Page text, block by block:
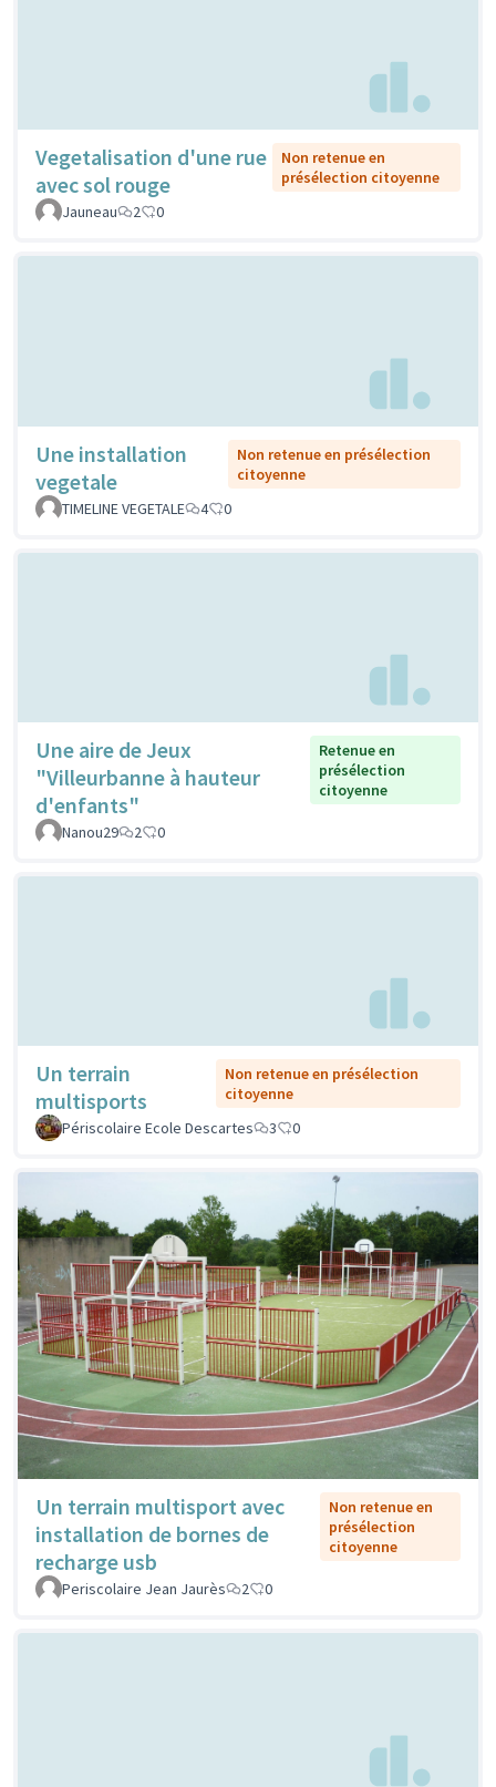
Vegetalisation d'une rue
avec sol rouge
Non retenue en
présélection citoyenne
Jauneau
2 0
Une installation
vegetale
Non retenue en présélection
citoyenne
TIMELINE VEGETALE
4 0
Une aire de Jeux
"Villeurbanne à hauteur
d'enfants"
Retenue en
présélection
citoyenne
Nanou29 2 0
Un terrain
multisports
Non retenue en présélection
citoyenne
Périscolaire Ecole Descartes
3 0
Un terrain multisport avec
installation de bornes de
recharge usb
Non retenue en
présélection
citoyenne
Periscolaire Jean Jaurès 2 0